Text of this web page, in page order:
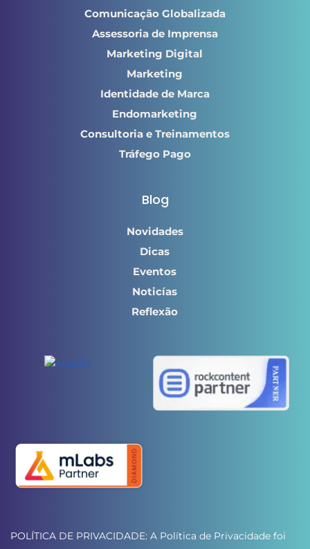
Comunicação Globalizada
Assessoria de Imprensa
Marketing Digital
Marketing
Identidade de Marca
Endomarketing
Consultoria e Treinamentos
Tráfego Pago
Blog
Novidades
Dicas
Eventos
Noticías
Reflexão
POLÍTICA DE PRIVACIDADE: A Política de Privacidade foi